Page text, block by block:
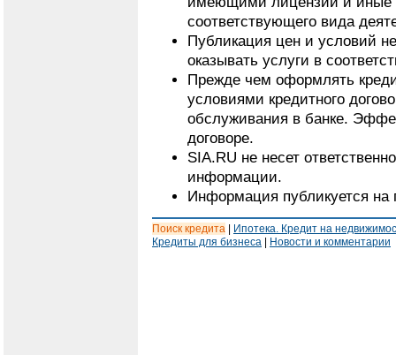
соответствующего вида
Публикация цен и условий
оказывать услуги в
Прежде чем оформлять
условиями кредитного
обслуживания в банке.
договоре.
SIA.RU не несет
информации.
Информация публикуется на
Поиск кредита
Ипотека. Кредит на
Кредиты для бизнеса
Новости и комментарии